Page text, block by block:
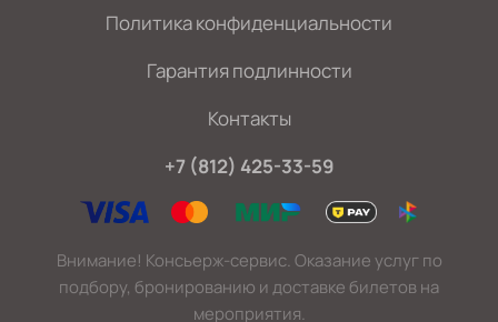
Политика конфиденциальности
Гарантия подлинности
Контакты
+7 (812) 425-33-59
Внимание! Консьерж-сервис. Оказание услуг по
подбору, бронированию и доставке билетов на
мероприятия.